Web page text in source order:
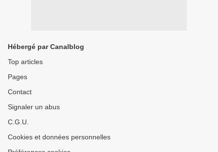
Hébergé par Canalblog
Top articles
Pages
Contact
Signaler un abus
C.G.U.
Cookies et données personnelles